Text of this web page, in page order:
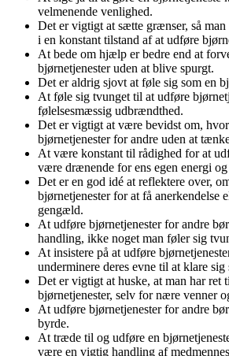
velmenende venlighed.
Det er vigtigt at sætte grænser, så
i en konstant tilstand af at udføre
At bede om hjælp er bedre end at
bjørnetjenester uden at blive spurgt.
Det er aldrig sjovt at føle sig som en
At føle sig tvunget til at udføre
følelsesmæssig udbrændthed.
Det er vigtigt at være bevidst om,
bjørnetjenester for andre uden at
At være konstant til rådighed for at
være drænende for ens egen energi
Det er en god idé at reflektere over,
bjørnetjenester for at få anerkendelse
gengæld.
At udføre bjørnetjenester for andre
handling, ikke noget man føler sig
At insistere på at udføre
underminere deres evne til at klare sig
Det er vigtigt at huske, at man har ret
bjørnetjenester, selv for nære venner
At udføre bjørnetjenester for andre
byrde.
At træde til og udføre en
være en vigtig handling af